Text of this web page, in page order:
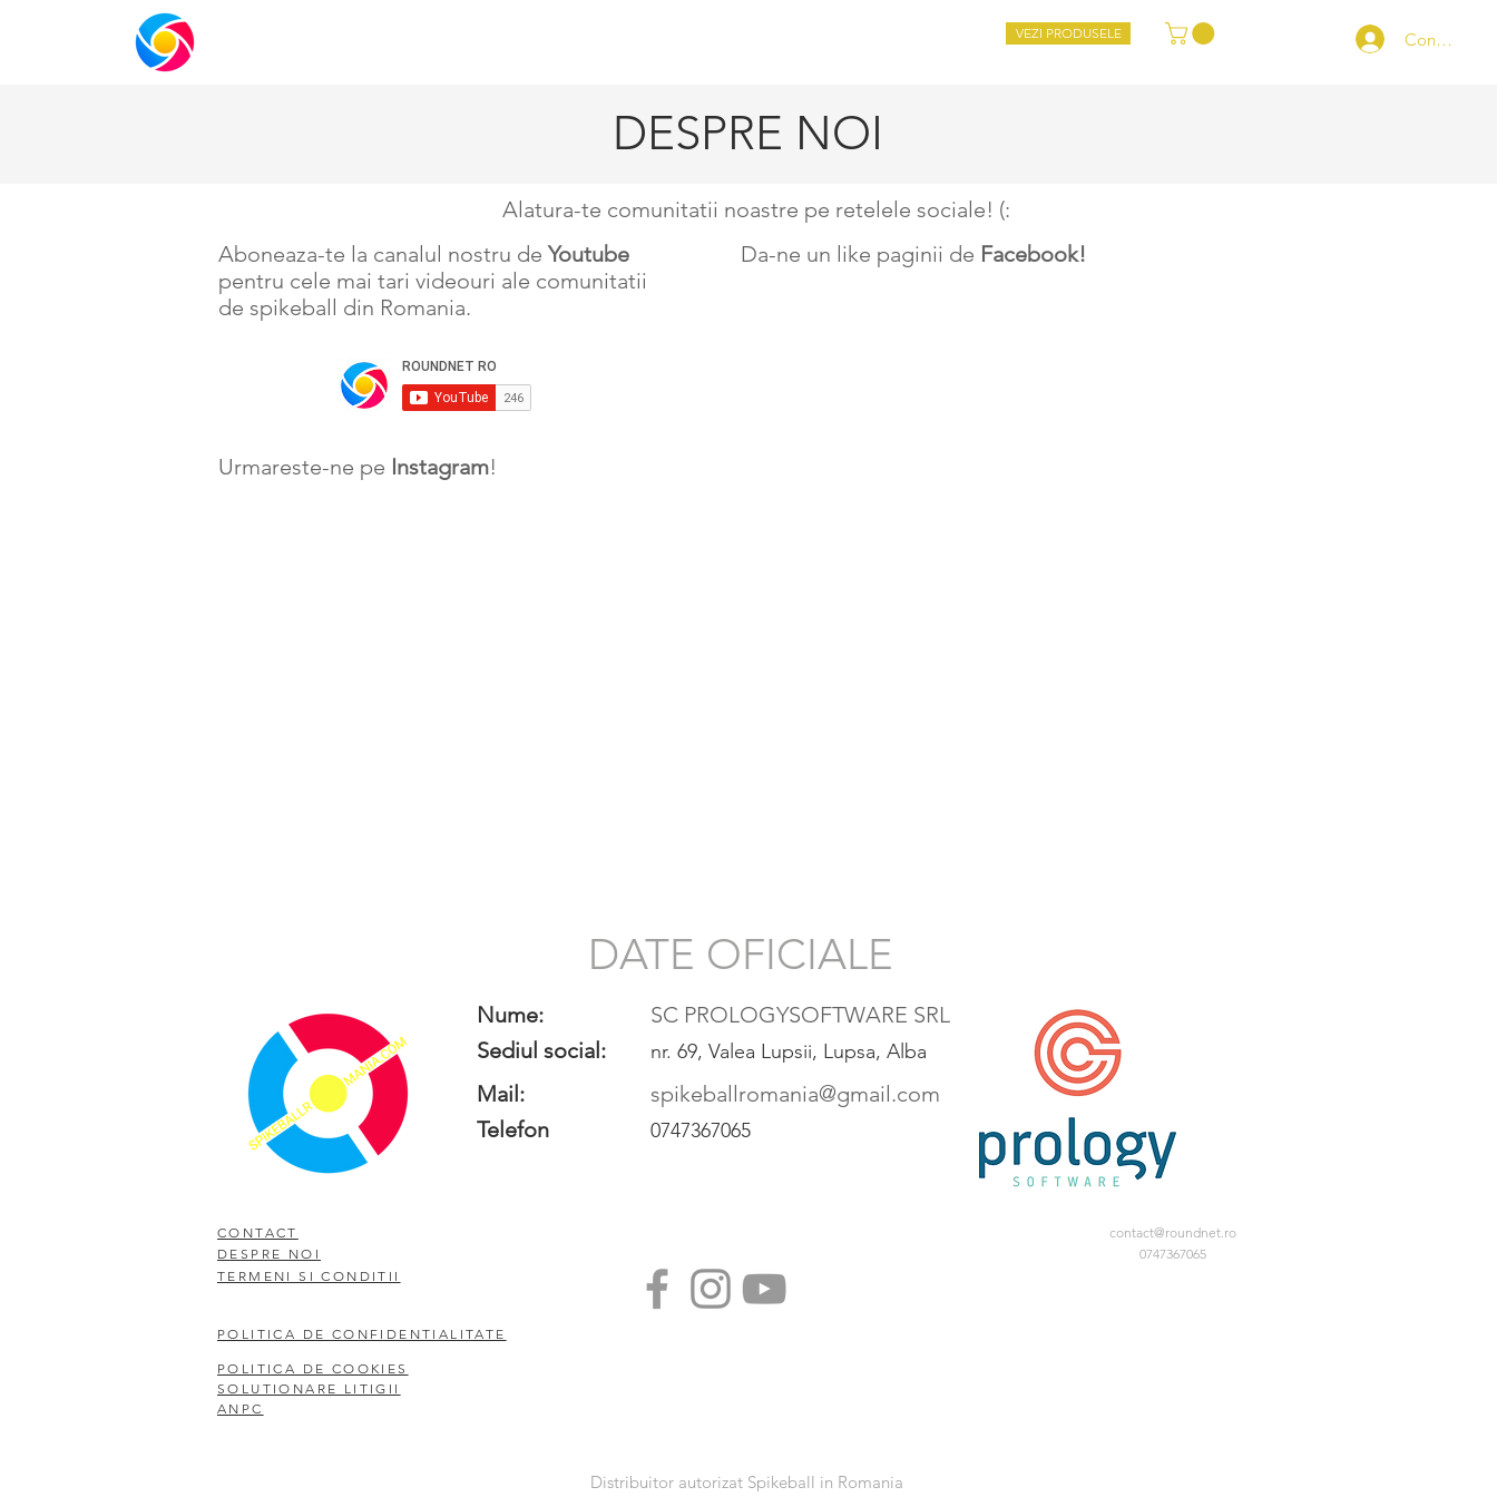
VEZI PRODUSELE
DESPRE NOI
Alatura-te comunitatii noastre pe retelele sociale! (:
Aboneaza-te la canalul nostru deYoutube
pentru cele mai tari videouri ale comunitatii
de spikeball din Romania.
Urmareste-ne pe Instagram!
Da-ne un like paginii de Facebook!
DATE OFICIALE
Nume:
Sediul social:
Mail:
Telefon
SC PROLOGYSOFTWARE SRL
nr. 69, Valea Lupsii, Lupsa, Alba
spikeballromania@gmail.com
0747367065
CONTACT
DESPRE NOI
TERMENI SI CONDITII
contact@roundnet.ro
0747367065
POLITICA DE CONFIDENTIALITATE
POLITICA DE COOKIES
SOLUTIONARE LITIGII
ANPC
Distribuitor autorizat Spikeball in Romania